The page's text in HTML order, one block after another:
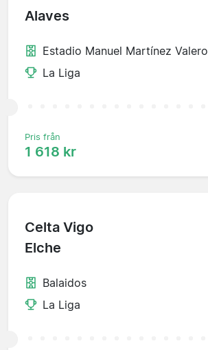
Alaves
Estadio Manuel Martínez Valero
La Liga
Pris från
1 618 kr
Celta Vigo
Elche
Balaidos
La Liga